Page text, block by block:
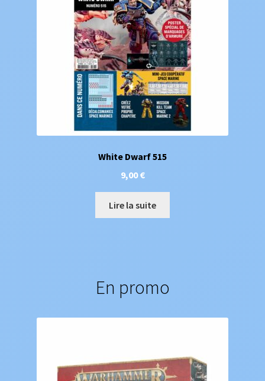
White Dwarf 515
9,00€
Lire la suite
En promo